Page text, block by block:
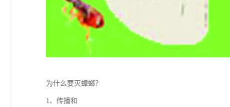
为什么要灭蟑螂？
1、传播和